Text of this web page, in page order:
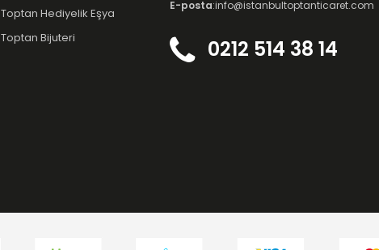
Toptan Hediyelik Eşya
Toptan Bijuteri
E-posta:info@istanbultoptanticaret.com
0212 514 38 14